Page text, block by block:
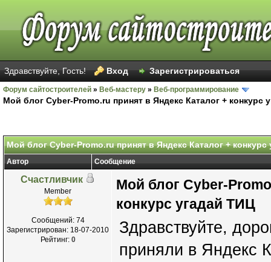
Здравствуйте, Гость! Вход Зарегистрироваться
Форум сайтостроителей » Веб-мастеру » Веб-программирование
Мой блог Cyber-Promo.ru принят в Яндекс Каталог + конкурс
Мой блог Cyber-Promo.ru принят в Яндекс Каталог + конкурс
Автор Сообщение
Счастливчик
Member
Сообщений: 74
Зарегистрирован: 18-07-2010
Рейтинг: 0
Мой блог Cyber-
конкурс угадай ТИЦ
Здравствуйте,
приняли в Яндекс